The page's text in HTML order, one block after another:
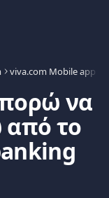
viva.com Mobile app
να
το